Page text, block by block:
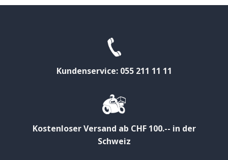
Kundenservice: 055 211 11 11
Kostenloser Versand ab CHF 100.-- in der
Schweiz